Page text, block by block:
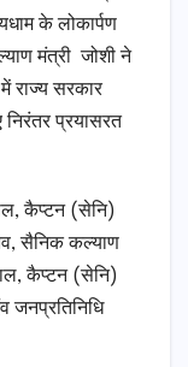
के लोकार्पण
मंत्री जोशी ने
राज्य सरकार
प्रयासरत
कैप्टन (सेनि)
सैनिक कल्याण
कैप्टन (सेनि)
जनप्रतिनिधि